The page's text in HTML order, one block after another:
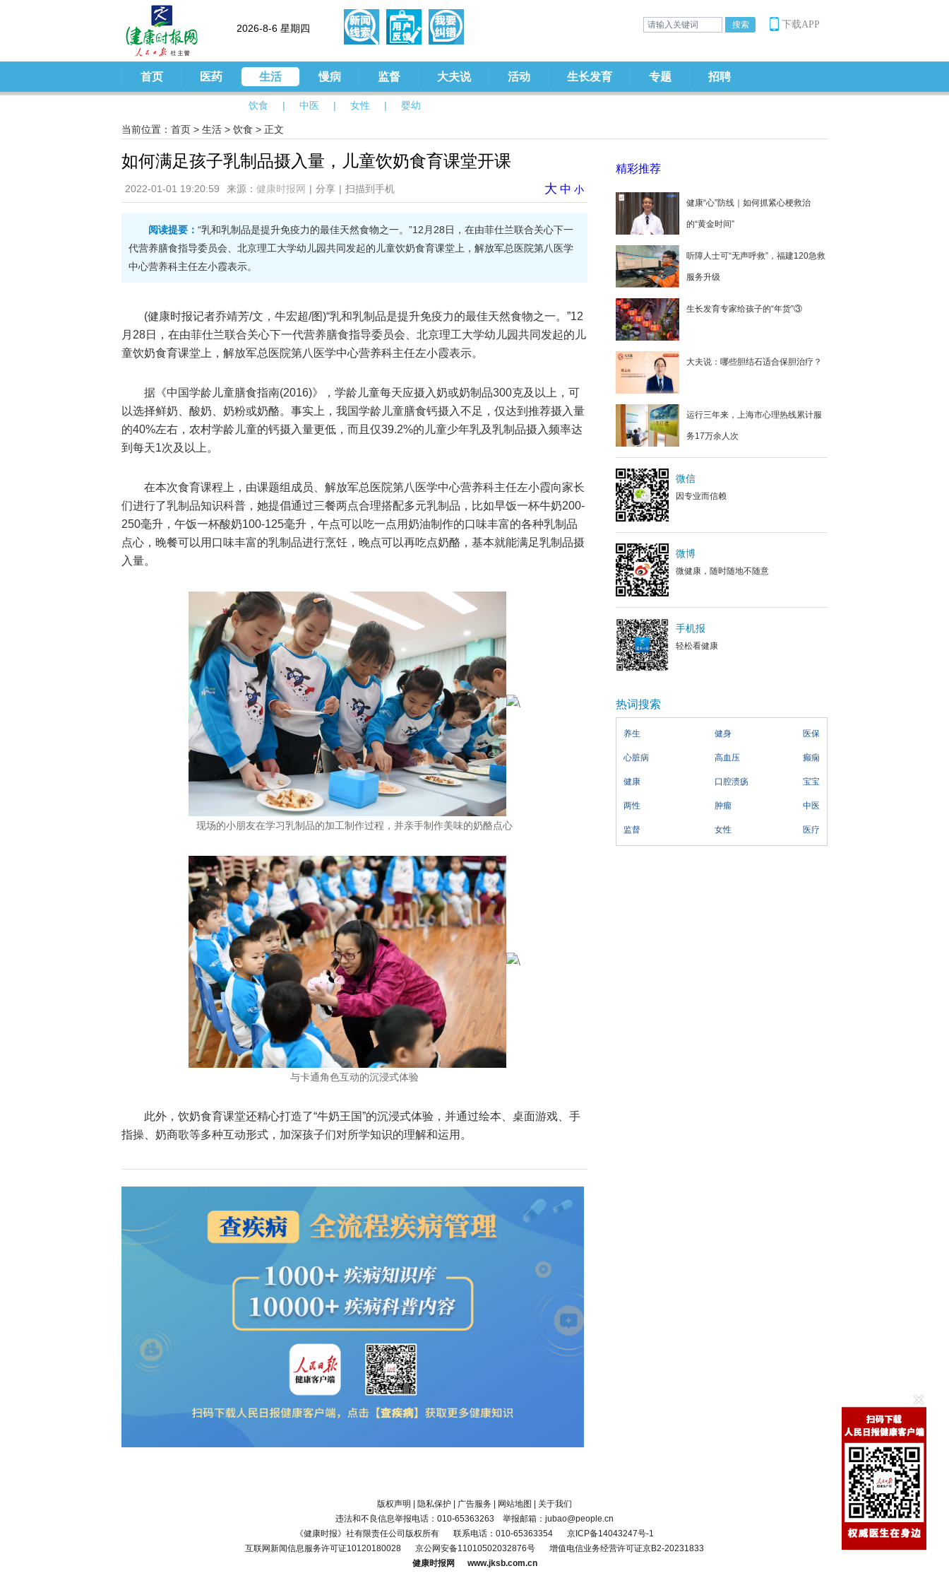
2026-8-6 星期四 下载APP
首页 医药 生活
饮食 | 中医 | 女性 | 婴幼
慢病 监督 大夫说 活动 生长发育 专题 招聘
当前位置： 首页 > 生活 > 饮食 > 正文
如何满足孩子乳制品摄入量，儿童饮奶食育课堂开课
2022-01-01 19:20:59 来源： 健康时报网 | 分享 | 扫描到手机 大 中 小
阅读提要： “乳和乳制品是提升免疫力的最佳天然食物之一。”12月28日，在由菲仕兰联合关心下一
代营养膳食指导委员会、北京理工大学幼儿园共同发起的儿童饮奶食育课堂上，解放军总医院第八医学
中心营养科主任左小霞表示。
(健康时报记者乔靖芳/文，牛宏超/图)“乳和乳制品是提升免疫力的最佳天然食物之一。”12
月28日，在由菲仕兰联合关心下一代营养膳食指导委员会、北京理工大学幼儿园共同发起的儿
童饮奶食育课堂上，解放军总医院第八医学中心营养科主任左小霞表示。
据《中国学龄儿童膳食指南(2016)》，学龄儿童每天应摄入奶或奶制品300克及以上，可
以选择鲜奶、酸奶、奶粉或奶酪。事实上，我国学龄儿童膳食钙摄入不足，仅达到推荐摄入量
的40%左右，农村学龄儿童的钙摄入量更低，而且仅39.2%的儿童少年乳及乳制品摄入频率达
到每天1次及以上。
在本次食育课程上，由课题组成员、解放军总医院第八医学中心营养科主任左小霞向家长
们进行了乳制品知识科普，她提倡通过三餐两点合理搭配多元乳制品，比如早饭一杯牛奶200-
250毫升，午饭一杯酸奶100-125毫升，午点可以吃一点用奶油制作的口味丰富的各种乳制品
点心，晚餐可以用口味丰富的乳制品进行烹饪，晚点可以再吃点奶酪，基本就能满足乳制品摄
入量。
现场的小朋友在学习乳制品的加工制作过程，并亲手制作美味的奶酪点心
与卡通角色互动的沉浸式体验
此外，饮奶食育课堂还精心打造了“牛奶王国”的沉浸式体验，并通过绘本、桌面游戏、手
指操、奶商歌等多种互动形式，加深孩子们对所学知识的理解和运用。
精彩推荐
健康“心”防线｜如何抓紧心梗救治
的“黄金时间”
听障人士可“无声呼救”，福建120急救
服务升级
生长发育专家给孩子的“年货”③
大夫说：哪些胆结石适合保胆治疗？
运行三年来，上海市心理热线累计服
务17万余人次
微信
因专业而信赖
微博
微健康，随时随地不随意
手机报
轻松看健康
热词搜索
养生 健身 医保
心脏病 高血压 癫痫
健康 口腔溃疡 宝宝
两性 肿瘤 中医
监督 女性 医疗
版权声明 | 隐私保护 | 广告服务 | 网站地图 | 关于我们
违法和不良信息举报电话：010-65363263 举报邮箱：jubao@people.cn
《健康时报》社有限责任公司版权所有
联系电话：010-65363354
京ICP备14043247号-1
互联网新闻信息服务许可证10120180028
京公网安备11010502032876号
增值电信业务经营许可证京B2-20231833
健康时报网 www.jksb.com.cn